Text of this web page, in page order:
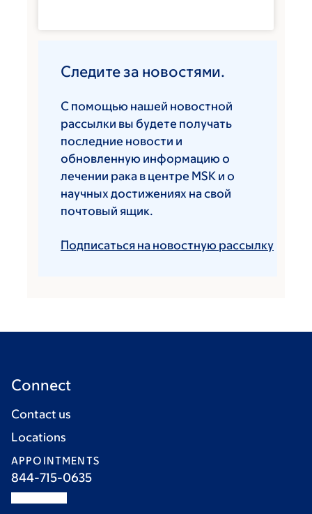
Следите за новостями.
С помощью нашей новостной
рассылки вы будете получать
последние новости и
обновленную информацию о
лечении рака в центре MSK и о
научных достижениях на свой
почтовый ящик.
Подписаться на новостную рассылку
Connect
Contact us
Locations
APPOINTMENTS
844-715-0635